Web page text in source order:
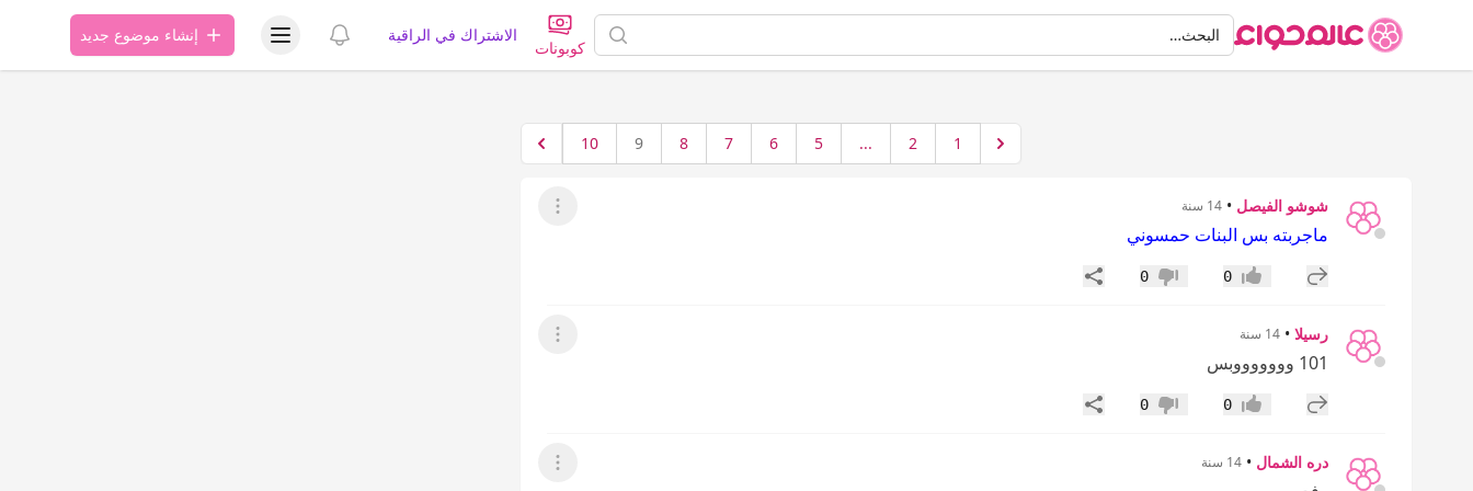
البحثالبحث…
كوبونات
الاشتراك في الراقية عرض الإشعاراتعرض قائمة المستخدمإنشاء موضوع جديد
1
2
...
5
6
7
8
9
10
شوشو الفيصل • 14 سنة عرض القائمة
ماجربته بس البنات حمسوني
إضافة رد جديد
إعجاب0 عدم إعجاب
0 مشاركة
رسيلا • 14 سنة عرض القائمة
101 وووووووبس
إضافة رد جديد
إعجاب0 عدم إعجاب
0 مشاركة
دره الشمال • 14 سنة عرض القائمة